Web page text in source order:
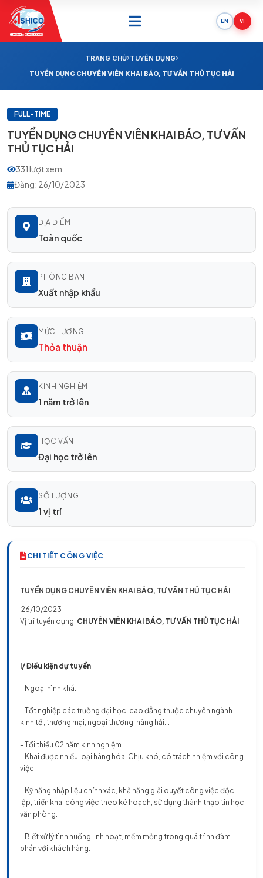
ONE SAIL - ONE SUCCESS
EN VI
TRANG CHỦ TUYỂN DỤNG
TUYỂN DỤNG CHUYÊN VIÊN KHAI BÁO, TƯ VẤN THỦ TỤC HẢI
FULL-TIME
TUYỂN DỤNG CHUYÊN VIÊN KHAI BÁO, TƯ VẤN
THỦ TỤC HẢI
331 lượt xem
Đăng: 26/10/2023
ĐỊA ĐIỂM
Toàn quốc
PHÒNG BAN
Xuất nhập khẩu
MỨC LƯƠNG
Thỏa thuận
KINH NGHIỆM
1 năm trở lên
HỌC VẤN
Đại học trở lên
SỐ LƯỢNG
1 vị trí
CHI TIẾT CÔNG VIỆC
TUYỂN DỤNG CHUYÊN VIÊN KHAI BÁO, TƯ VẤN THỦ TỤC HẢI
26/10/2023
Vị trí tuyển dụng: CHUYÊN VIÊN KHAI BÁO, TƯ VẤN THỦ TỤC HẢI
I/Điều kiện dự tuyển
- Ngoại hình khá.
- Tốt nghiệp các trường đại học, cao đẳng thuộc chuyên ngành
kinh tế , thương mại, ngoại thương, hàng hải...
- Tối thiểu 02 năm kinh nghiệm
- Khai được nhiều loại hàng hóa. Chịu khó, có trách nhiệm với công
việc.
- Kỹ năng nhập liệu chính xác, khả năng giải quyết công việc độc
lập, triển khai công việc theo ké hoạch, sử dụng thành thạo tin học
văn phòng.
- Biết xử lý tình huống linh hoạt, mềm mỏng trong quá trình đàm
phán với khách hàng.